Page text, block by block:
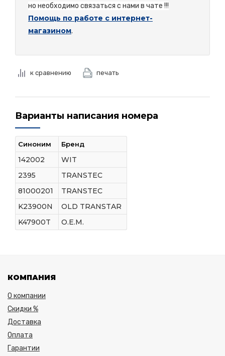
но необходимо связаться с нами в чате !!!
Помощь по работе с интернет-
магазином.
к сравнению печать
Варианты написания номера
Синоним Бренд
142002
WIT
2395
TRANSTEC
81000201
TRANSTEC
K23900N
OLD TRANSTAR
K47900T
O.E.M.
КОМПАНИЯ
О компании
Скидки %
Доставка
Оплата
Гарантии